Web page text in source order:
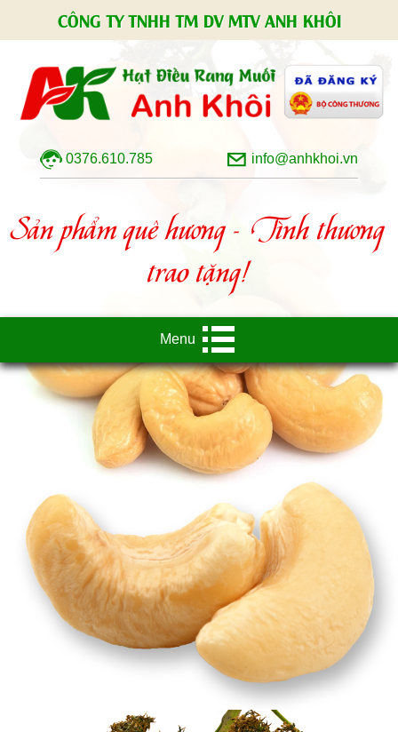
CÔNG TY TNHH TM DV MTV ANH KHÔI
0376.610.785 info@anhkhoi.vn
Sản phẩm quê hương - Tình thương
trao tặng!
Menu